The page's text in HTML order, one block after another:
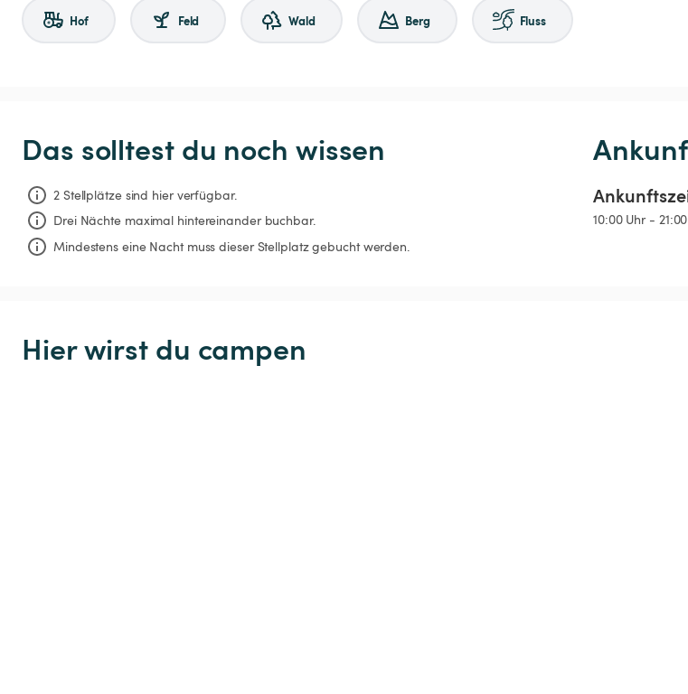
Hof Feld Wald Berg Fluss
Das solltest du noch wissen
2 Stellplätze sind hier verfügbar.
Drei Nächte maximal hintereinander buchbar.
Mindestens eine Nacht muss dieser Stellplatz gebucht werden.
10:00 Uhr -
Hier wirst du campen